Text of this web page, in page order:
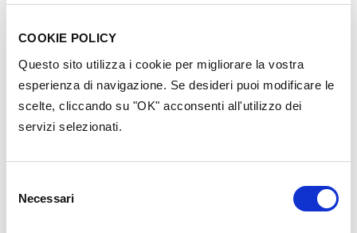
COOKIE POLICY
Questo sito utilizza i cookie per migliorare la vostra
esperienza di navigazione. Se desideri puoi modificare le
scelte, cliccando su "OK" acconsenti all'utilizzo dei
servizi selezionati.
delNecessari
Innovazione
Simone Weil: tra filosofia, impegno e
mistica